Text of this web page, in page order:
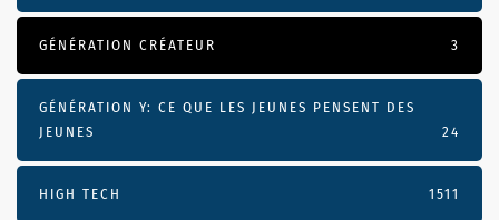
GÉNÉRATION CRÉATEUR 3
GÉNÉRATION Y: CE QUE LES JEUNES PENSENT DES
JEUNES
24
HIGH TECH 1511